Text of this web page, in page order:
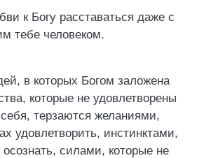
к Богу расставаться даже с
тебе человеком.
в которых Богом заложена
которые не удовлетворены
терзаются желаниями,
удовлетворить, инстинктами,
осознать, силами, которые не